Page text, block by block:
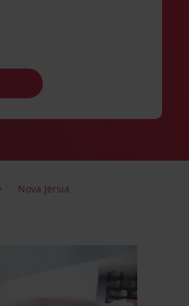
Nova Jérsia